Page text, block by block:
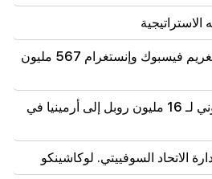
تم تعليق التحويل غير القانوني لـ 16 مليون روبل إلى أرمينيا
سيتم مصادرة 4 ملايين و454 ألف درام من الرئيس السابق
إدارة الاتحاد السوفييتي. لوكاشينكو
وفي الولايات المتحدة، تم تغريم فيسبوك وإنستغرام 567 مليون
تم تعليق التحويل غير القانوني لـ 16 مليون روبل إلى أرمينيا في
الاتحاد السوفييتي. لوكاشينكو